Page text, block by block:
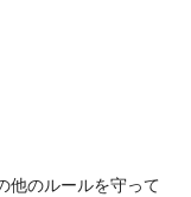
他のルールを守って